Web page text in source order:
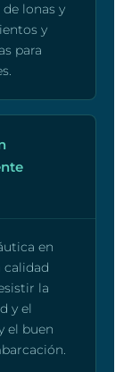
lonas y
y
para
en
calidad
la
y el
el buen